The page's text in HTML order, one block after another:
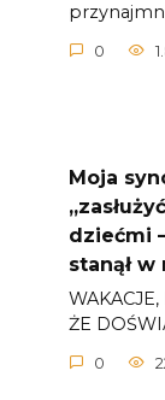
0
Moja
dziećmi
stanął
ŻE
0